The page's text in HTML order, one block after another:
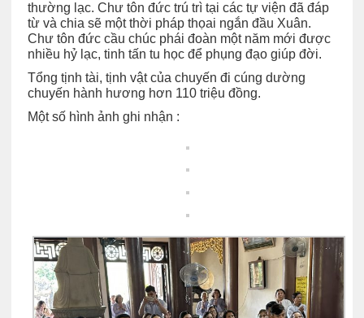
thường lạc. Chư tôn đức trú trì tại các tự viện đã đáp
từ và chia sẽ một thời pháp thọai ngắn đầu Xuân.
Chư tôn đức cầu chúc phái đoàn một năm mới được
nhiều hỷ lạc, tinh tấn tu học để phụng đạo giúp đời.
Tổng tịnh tài, tịnh vật của chuyến đi cúng dường
chuyến hành hương hơn 110 triệu đồng.
Một số hình ảnh ghi nhận :